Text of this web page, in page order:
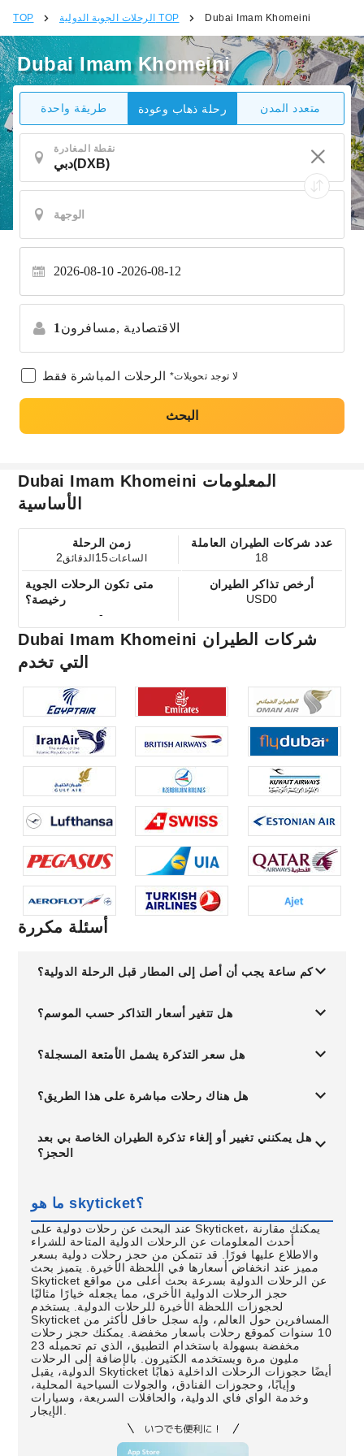
TOP الرحلات الجوية الدولية TOP Dubai Imam Khomeini
Dubai Imam Khomeini
طريقة واحدة رحلة ذهاب وعودة متعدد المدن
نقطة المغادرة
2026-08-10 2026-08-12
1 مسافرون, الاقتصادية
الرحلات المباشرة فقط *لا توجد تحويلات
البحث
Dubai Imam Khomeini المعلومات
الأساسية
زمن الرحلة
2
الساعات15 الدقائق
عدد شركات الطيران العاملة
18
متى تكون الرحلات الجوية
رخيصة؟
-
أرخص تذاكر الطيران
USD0
Dubai Imam Khomeini شركات الطيران
التي تخدم
أسئلة مكررة
كم ساعة يجب أن أصل إلى المطار قبل الرحلة الدولية؟
هل تتغير أسعار التذاكر حسب الموسم؟
هل سعر التذكرة يشمل الأمتعة المسجلة؟
هل هناك رحلات مباشرة على هذا الطريق؟
هل يمكنني تغيير أو إلغاء تذكرة الطيران الخاصة بي بعد
الحجز؟
ما هو skyticket؟
عند البحث عن رحلات دولية على Skyticket، يمكنك مقارنة
أحدث المعلومات عن الرحلات الدولية المتاحة للشراء
والاطلاع عليها فورًا. قد تتمكن من حجز رحلات دولية بسعر
مميز عند انخفاض أسعارها في اللحظة الأخيرة. يتميز بحث
Skyticket عن الرحلات الدولية بسرعة بحث أعلى من مواقع
حجز الرحلات الدولية الأخرى، مما يجعله خيارًا مثاليًا
لحجوزات اللحظة الأخيرة للرحلات الدولية. يستخدم
Skyticket المسافرين حول العالم، وله سجل حافل لأكثر من
10 سنوات كموقع رحلات بأسعار مخفضة. يمكنك حجز رحلات
مخفضة بسهولة باستخدام التطبيق، الذي تم تحميله 23
مليون مرة ويستخدمه الكثيرون. بالإضافة إلى الرحلات
الدولية، يقبل Skyticket أيضًا حجوزات الرحلات الداخلية ذهابًا
وإيابًا، وحجوزات الفنادق، والجولات السياحية المحلية،
وخدمة الواي فاي الدولية، والحافلات السريعة، وسيارات